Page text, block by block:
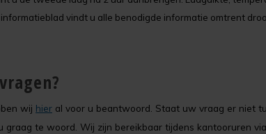
vindt u alle benodigde informatie omtrent
wij hier al voor u beantwoord. Staat uw vraag er niet
graag te woord. Wij zijn bereikbaar tijdens kantooruren